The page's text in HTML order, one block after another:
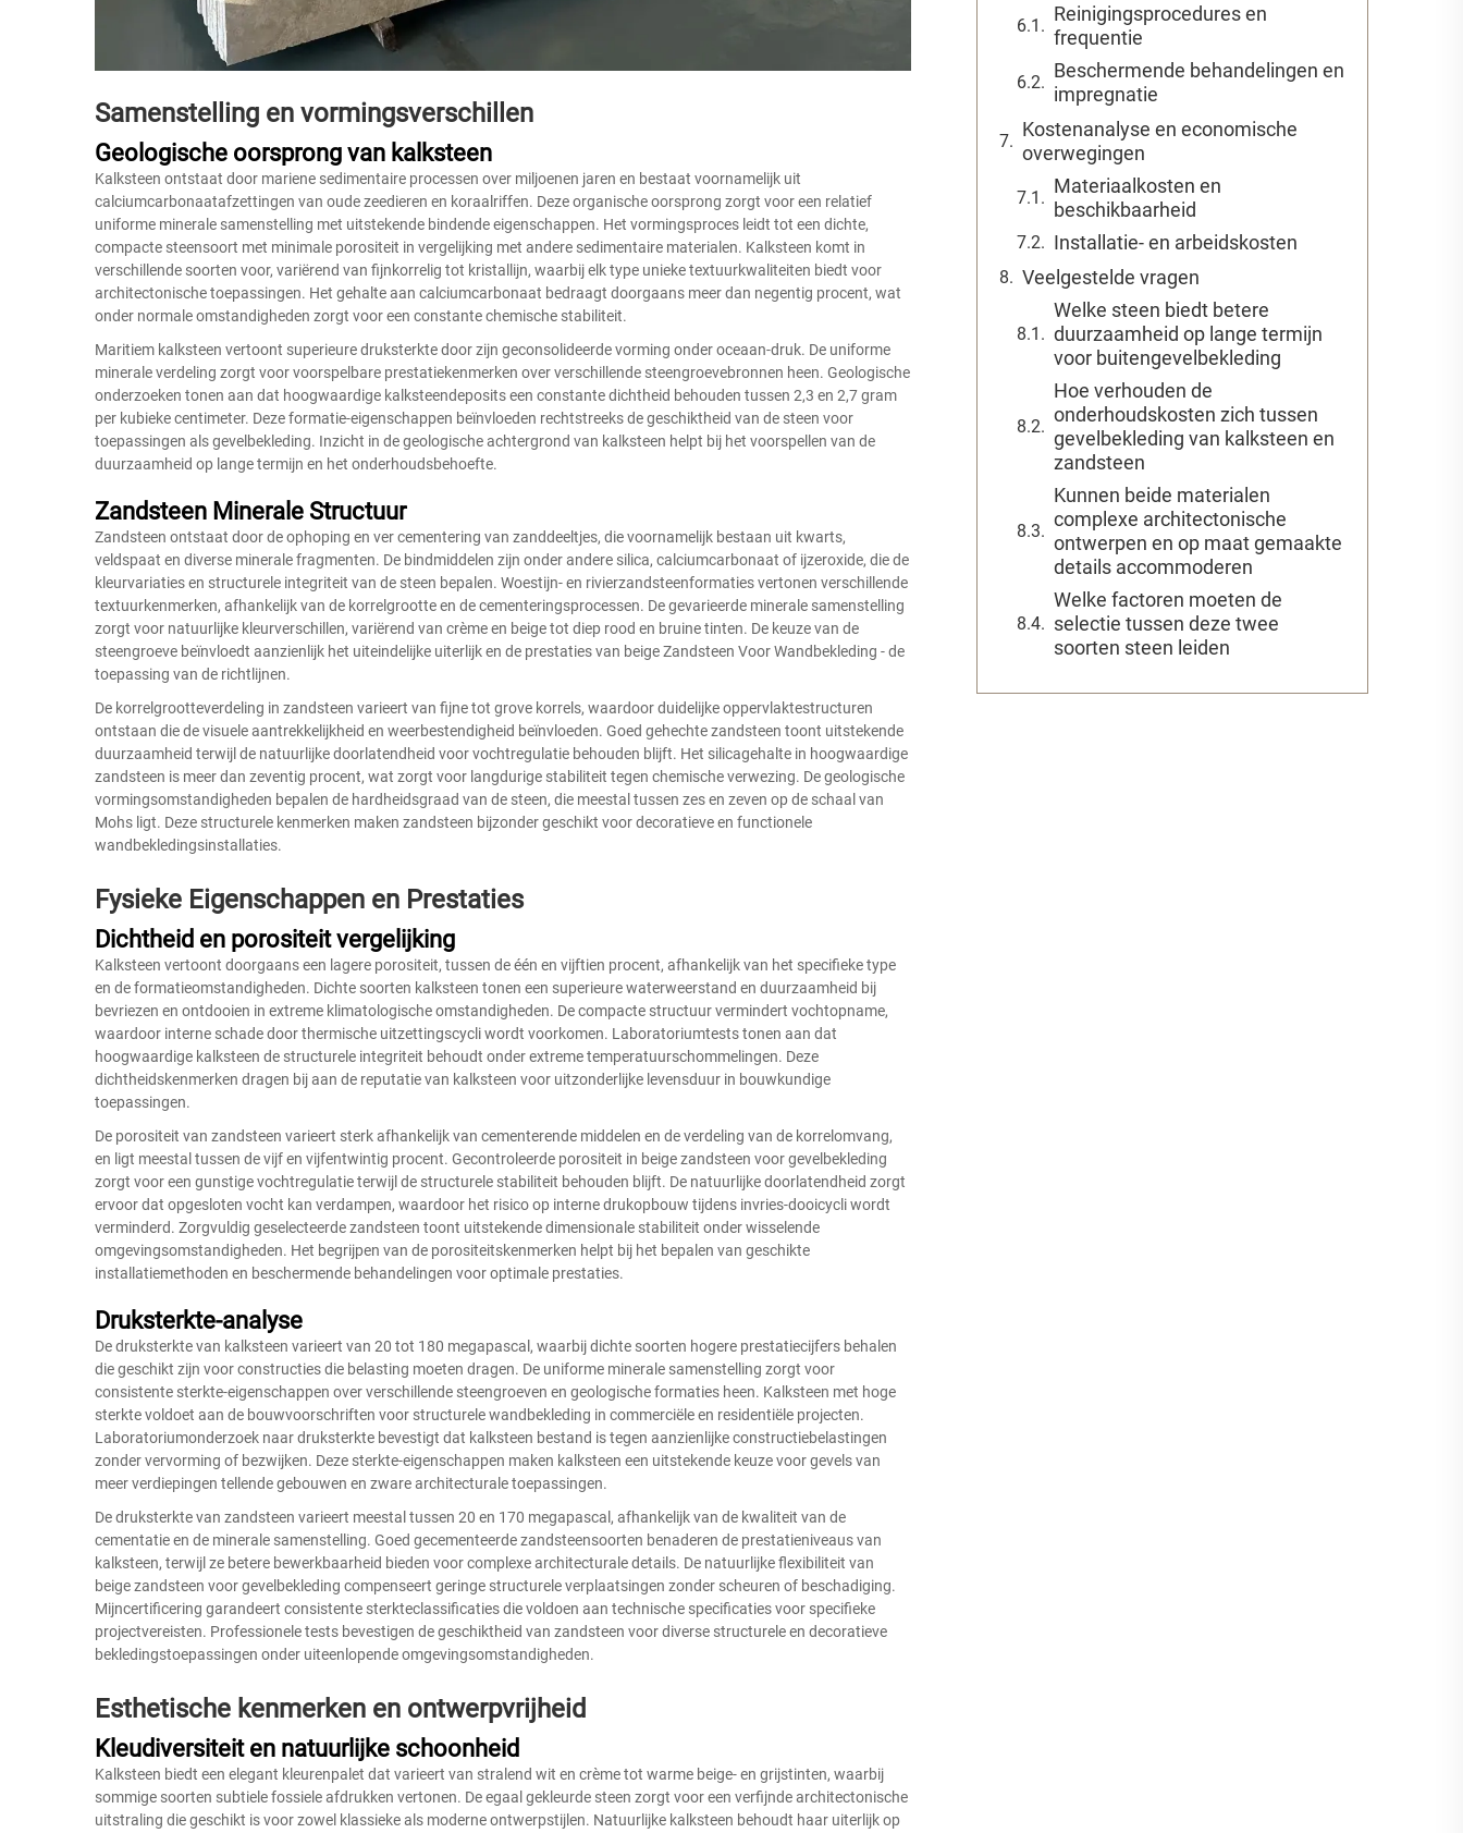
Samenstelling en vormingsverschillen
Geologische oorsprong van kalksteen
Kalksteen ontstaat door mariene sedimentaire processen over miljoenen jaren en bestaat voornamelijk uit
calciumcarbonaatafzettingen van oude zeedieren en koraalriffen. Deze organische oorsprong zorgt voor een relatief
uniforme minerale samenstelling met uitstekende bindende eigenschappen. Het vormingsproces leidt tot een dichte,
compacte steensoort met minimale porositeit in vergelijking met andere sedimentaire materialen. Kalksteen komt in
verschillende soorten voor, variërend van fijnkorrelig tot kristallijn, waarbij elk type unieke textuurkwaliteiten biedt voor
architectonische toepassingen. Het gehalte aan calciumcarbonaat bedraagt doorgaans meer dan negentig procent, wat
onder normale omstandigheden zorgt voor een constante chemische stabiliteit.
Maritiem kalksteen vertoont superieure druksterkte door zijn geconsolideerde vorming onder oceaan-druk. De uniforme
minerale verdeling zorgt voor voorspelbare prestatiekenmerken over verschillende steengroevebronnen heen. Geologische
onderzoeken tonen aan dat hoogwaardige kalksteendeposits een constante dichtheid behouden tussen 2,3 en 2,7 gram
per kubieke centimeter. Deze formatie-eigenschappen beïnvloeden rechtstreeks de geschiktheid van de steen voor
toepassingen als gevelbekleding. Inzicht in de geologische achtergrond van kalksteen helpt bij het voorspellen van de
duurzaamheid op lange termijn en het onderhoudsbehoefte.
Zandsteen Minerale Structuur
Zandsteen ontstaat door de ophoping en ver cementering van zanddeeltjes, die voornamelijk bestaan uit kwarts,
veldspaat en diverse minerale fragmenten. De bindmiddelen zijn onder andere silica, calciumcarbonaat of ijzeroxide, die de
kleurvariaties en structurele integriteit van de steen bepalen. Woestijn- en rivierzandsteenformaties vertonen verschillende
textuurkenmerken, afhankelijk van de korrelgrootte en de cementeringsprocessen. De gevarieerde minerale samenstelling
zorgt voor natuurlijke kleurverschillen, variërend van crème en beige tot diep rood en bruine tinten. De keuze van de
steengroeve beïnvloedt aanzienlijk het uiteindelijke uiterlijk en de prestaties van beige Zandsteen Voor Wandbekleding - de
toepassing van de richtlijnen.
De korrelgrootteverdeling in zandsteen varieert van fijne tot grove korrels, waardoor duidelijke oppervlaktestructuren
ontstaan die de visuele aantrekkelijkheid en weerbestendigheid beïnvloeden. Goed gehechte zandsteen toont uitstekende
duurzaamheid terwijl de natuurlijke doorlatendheid voor vochtregulatie behouden blijft. Het silicagehalte in hoogwaardige
zandsteen is meer dan zeventig procent, wat zorgt voor langdurige stabiliteit tegen chemische verwezing. De geologische
vormingsomstandigheden bepalen de hardheidsgraad van de steen, die meestal tussen zes en zeven op de schaal van
Mohs ligt. Deze structurele kenmerken maken zandsteen bijzonder geschikt voor decoratieve en functionele
wandbekledingsinstallaties.
Fysieke Eigenschappen en Prestaties
Dichtheid en porositeit vergelijking
Kalksteen vertoont doorgaans een lagere porositeit, tussen de één en vijftien procent, afhankelijk van het specifieke type
en de formatieomstandigheden. Dichte soorten kalksteen tonen een superieure waterweerstand en duurzaamheid bij
bevriezen en ontdooien in extreme klimatologische omstandigheden. De compacte structuur vermindert vochtopname,
waardoor interne schade door thermische uitzettingscycli wordt voorkomen. Laboratoriumtests tonen aan dat
hoogwaardige kalksteen de structurele integriteit behoudt onder extreme temperatuurschommelingen. Deze
dichtheidskenmerken dragen bij aan de reputatie van kalksteen voor uitzonderlijke levensduur in bouwkundige
toepassingen.
De porositeit van zandsteen varieert sterk afhankelijk van cementerende middelen en de verdeling van de korrelomvang,
en ligt meestal tussen de vijf en vijfentwintig procent. Gecontroleerde porositeit in beige zandsteen voor gevelbekleding
zorgt voor een gunstige vochtregulatie terwijl de structurele stabiliteit behouden blijft. De natuurlijke doorlatendheid zorgt
ervoor dat opgesloten vocht kan verdampen, waardoor het risico op interne drukopbouw tijdens invries-dooicycli wordt
verminderd. Zorgvuldig geselecteerde zandsteen toont uitstekende dimensionale stabiliteit onder wisselende
omgevingsomstandigheden. Het begrijpen van de porositeitskenmerken helpt bij het bepalen van geschikte
installatiemethoden en beschermende behandelingen voor optimale prestaties.
Druksterkte-analyse
De druksterkte van kalksteen varieert van 20 tot 180 megapascal, waarbij dichte soorten hogere prestatiecijfers behalen
die geschikt zijn voor constructies die belasting moeten dragen. De uniforme minerale samenstelling zorgt voor
consistente sterkte-eigenschappen over verschillende steengroeven en geologische formaties heen. Kalksteen met hoge
sterkte voldoet aan de bouwvoorschriften voor structurele wandbekleding in commerciële en residentiële projecten.
Laboratoriumonderzoek naar druksterkte bevestigt dat kalksteen bestand is tegen aanzienlijke constructiebelastingen
zonder vervorming of bezwijken. Deze sterkte-eigenschappen maken kalksteen een uitstekende keuze voor gevels van
meer verdiepingen tellende gebouwen en zware architecturale toepassingen.
De druksterkte van zandsteen varieert meestal tussen 20 en 170 megapascal, afhankelijk van de kwaliteit van de
cementatie en de minerale samenstelling. Goed gecementeerde zandsteensoorten benaderen de prestatieniveaus van
kalksteen, terwijl ze betere bewerkbaarheid bieden voor complexe architecturale details. De natuurlijke flexibiliteit van
beige zandsteen voor gevelbekleding compenseert geringe structurele verplaatsingen zonder scheuren of beschadiging.
Mijncertificering garandeert consistente sterkteclassificaties die voldoen aan technische specificaties voor specifieke
projectvereisten. Professionele tests bevestigen de geschiktheid van zandsteen voor diverse structurele en decoratieve
bekledingstoepassingen onder uiteenlopende omgevingsomstandigheden.
Esthetische kenmerken en ontwerpvrijheid
Kleudiversiteit en natuurlijke schoonheid
Kalksteen biedt een elegant kleurenpalet dat varieert van stralend wit en crème tot warme beige- en grijstinten, waarbij
sommige soorten subtiele fossiele afdrukken vertonen. De egaal gekleurde steen zorgt voor een verfijnde architectonische
uitstraling die geschikt is voor zowel klassieke als moderne ontwerpstijlen. Natuurlijke kalksteen behoudt haar uiterlijk op
Reinigingsprocedures en
frequentie
Beschermende behandelingen en
impregnatie
Kostenanalyse en economische
overwegingen
Materiaalkosten en
beschikbaarheid
Installatie- en arbeidskosten
Veelgestelde vragen
Welke steen biedt betere
duurzaamheid op lange termijn
voor buitengevelbekleding
Hoe verhouden de
onderhoudskosten zich tussen
gevelbekleding van kalksteen en
zandsteen
Kunnen beide materialen
complexe architectonische
ontwerpen en op maat gemaakte
details accommoderen
Welke factoren moeten de
selectie tussen deze twee
soorten steen leiden